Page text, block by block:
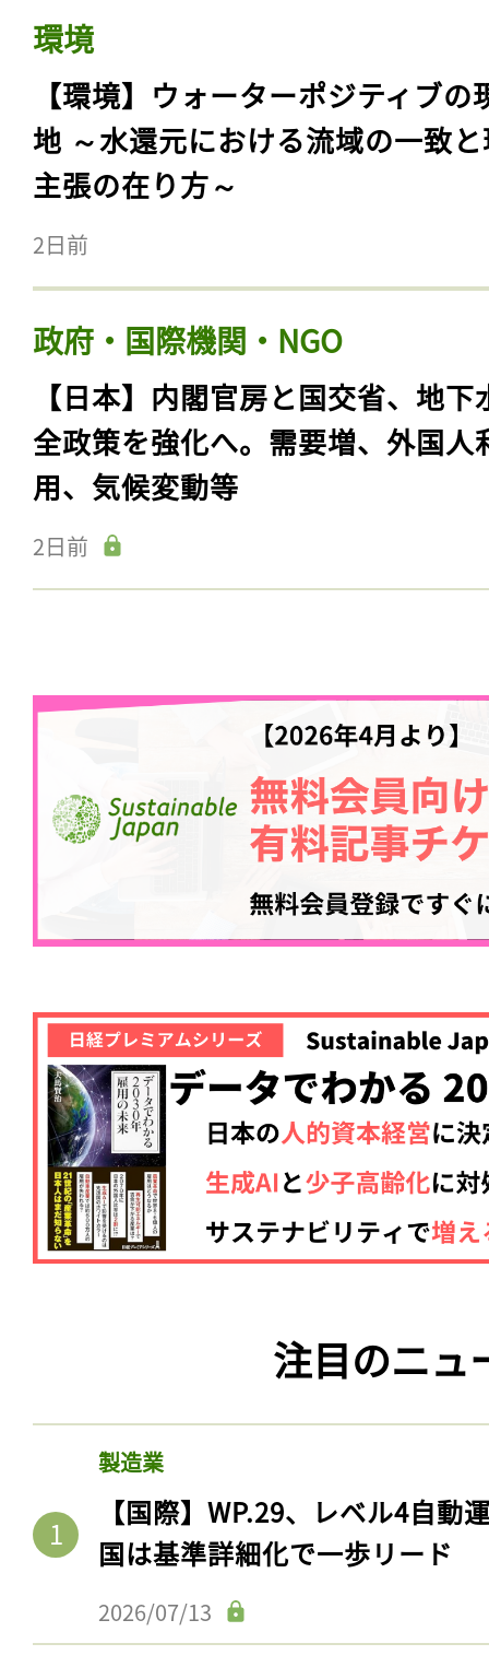
環境
【環境】ウォーターポジティブの
地 ～水還元における流域の一致
主張の在り方～
2日前
政府・国際機関・NGO
【日本】内閣官房と国交省、地下
全政策を強化へ。需要増、外国人
用、気候変動等
2日前
注目のニュ
製造業
【国際】WP.29、レベル4自動
国は基準詳細化で一歩リード
2026/07/13